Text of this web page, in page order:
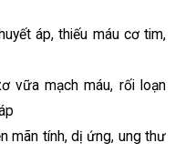
áp, thiếu máu cơ tim,
vữa mạch máu, rối loạn
mãn tính, dị ứng, ung thư